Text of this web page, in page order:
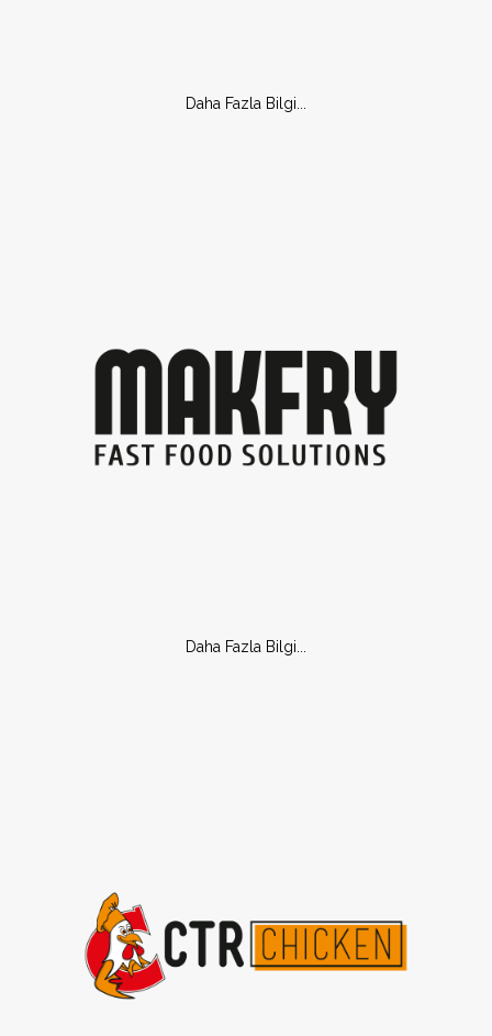
Daha Fazla Bilgi...
Daha Fazla Bilgi...